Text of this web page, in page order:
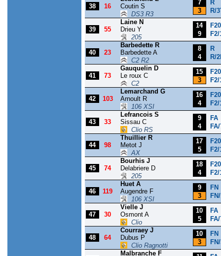
38 16
Coutin S
DS3 R3
7
R
3
R/
39 55
Laine N
Drieu Y
205
14
9
F2/
40 23
Barbedette R
Barbedette A
C2 R2
8
R
4
R/
41 73
Gauquelin D
Le roux C
C2
15
3
F2/
42 103
Lemarchand G
Arnoult R
106 XSI
16
4
F2/
43 33
Lefrancois S
Sissau C
Clio RS
9
FA
4
44 98
Thuillier R
Metot J
AX
17
5
F2/
45 74
Bourhis J
Delabriere D
205
18
4
F2/
46 119
Huet A
Augendre F
106 XSI
9
FN
3
47 30
Vielle J
Osmont A
Clio
10
FA
5
48 64
Courraey J
Dubus P
Clio Ragnotti
10
FN
3
Malbranche F